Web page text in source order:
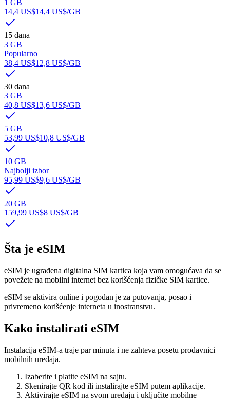
1 GB
14,4 US$14,4 US$/GB
15 dana
3 GB
Popularno
38,4 US$12,8 US$/GB
30 dana
3 GB
40,8 US$13,6 US$/GB
5 GB
53,99 US$10,8 US$/GB
10 GB
Najbolji izbor
95,99 US$9,6 US$/GB
20 GB
159,99 US$8 US$/GB
Šta je eSIM
eSIM je ugrađena digitalna SIM kartica koja vam omogućava da se
povežete na mobilni internet bez korišćenja fizičke SIM kartice.
eSIM se aktivira online i pogodan je za putovanja, posao i
privremeno korišćenje interneta u inostranstvu.
Kako instalirati eSIM
Instalacija eSIM-a traje par minuta i ne zahteva posetu prodavnici
mobilnih uređaja.
Izaberite i platite eSIM na sajtu.
Skenirajte QR kod ili instalirajte eSIM putem aplikacije.
Aktivirajte eSIM na svom uređaju i uključite mobilne